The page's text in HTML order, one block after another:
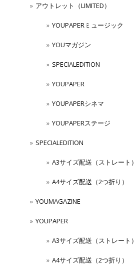
アウトレット（LIMITED）
YOUPAPERミュージック
YOUマガジン
SPECIALEDITION
YOUPAPER
YOUPAPERシネマ
YOUPAPERステージ
SPECIALEDITION
A3サイズ配送（ストレート）
A4サイズ配送（2つ折り）
YOUMAGAZINE
YOUPAPER
A3サイズ配送（ストレート）
A4サイズ配送（2つ折り）